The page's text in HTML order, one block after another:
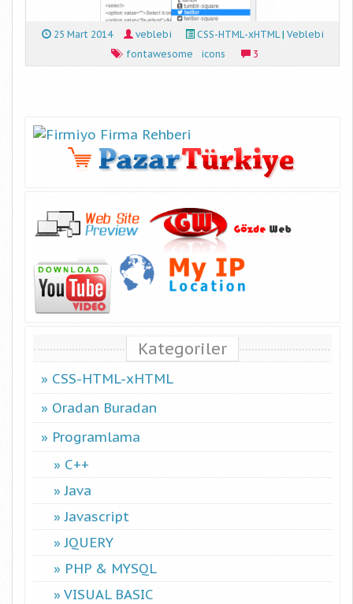
25 Mart 2014 veblebi CSS-HTML-xHTML| Veblebi
fontawesome
icons 3
Kategoriler
CSS-HTML-xHTML
Oradan Buradan
Programlama
C++
Java
Javascript
JQUERY
PHP & MYSQL
VISUAL BASIC